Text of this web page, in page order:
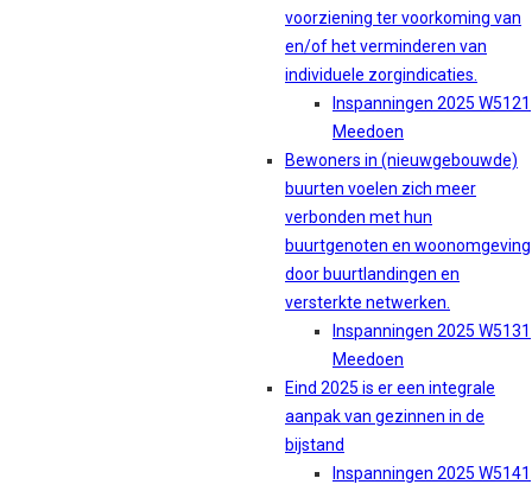
voorziening ter voorkoming van
en/of het verminderen van
individuele zorgindicaties.
Inspanningen 2025 W5121
Meedoen
Bewoners in (nieuwgebouwde)
buurten voelen zich meer
verbonden met hun
buurtgenoten en woonomgeving
door buurtlandingen en
versterkte netwerken.
Inspanningen 2025 W5131
Meedoen
Eind 2025 is er een integrale
aanpak van gezinnen in de
bijstand
Inspanningen 2025 W5141